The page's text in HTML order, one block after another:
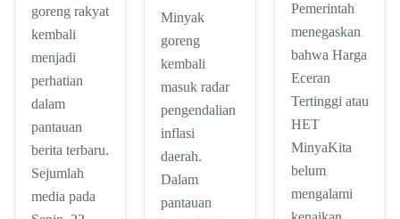
goreng rakyat
kembali
menjadi
perhatian
dalam
pantauan
berita terbaru.
Sejumlah
media pada
Minyak
goreng
kembali
masuk radar
pengendalian
inflasi
daerah.
Dalam
pantauan
Pemerintah
menegaskan
bahwa Harga
Eceran
Tertinggi atau
HET
MinyaKita
belum
mengalami